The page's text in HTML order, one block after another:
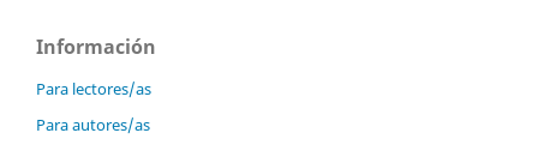
Información
Para lectores/as
Para autores/as